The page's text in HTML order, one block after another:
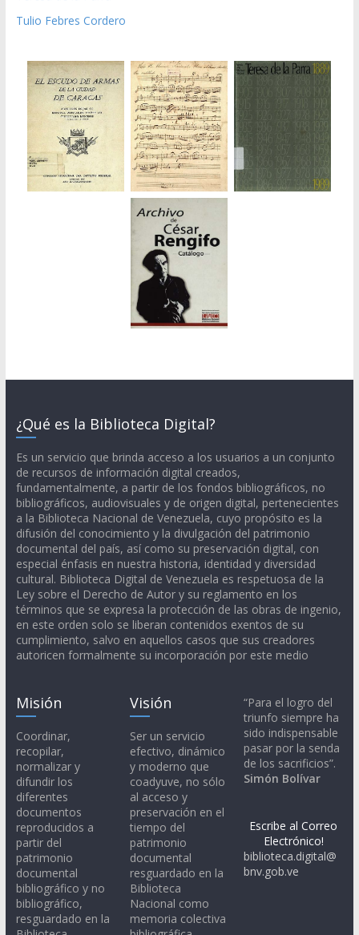
Tulio Febres Cordero
¿Qué es la Biblioteca Digital?
Es un servicio que brinda acceso a los usuarios a un conjunto
de recursos de información digital creados,
fundamentalmente, a partir de los fondos bibliográficos, no
bibliográficos, audiovisuales y de origen digital, pertenecientes
a la Biblioteca Nacional de Venezuela, cuyo propósito es la
difusión del conocimiento y la divulgación del patrimonio
documental del país, así como su preservación digital, con
especial énfasis en nuestra historia, identidad y diversidad
cultural. Biblioteca Digital de Venezuela es respetuosa de la
Ley sobre el Derecho de Autor y su reglamento en los
términos que se expresa la protección de las obras de ingenio,
en este orden solo se liberan contenidos exentos de su
cumplimiento, salvo en aquellos casos que sus creadores
autoricen formalmente su incorporación por este medio
Misión
Coordinar,
recopilar,
normalizar y
difundir los
diferentes
documentos
reproducidos a
partir del
patrimonio
documental
bibliográfico y no
bibliográfico,
resguardado en la
Visión
Ser un servicio
efectivo, dinámico
y moderno que
coadyuve, no sólo
al acceso y
preservación en el
tiempo del
patrimonio
documental
resguardado en la
Biblioteca
Nacional como
memoria colectiva
“Para el logro del
triunfo siempre ha
sido indispensable
pasar por la senda
de los sacrificios”.
Simón Bolívar
Escribe al Correo
Electrónico!
biblioteca.digital@
bnv.gob.ve